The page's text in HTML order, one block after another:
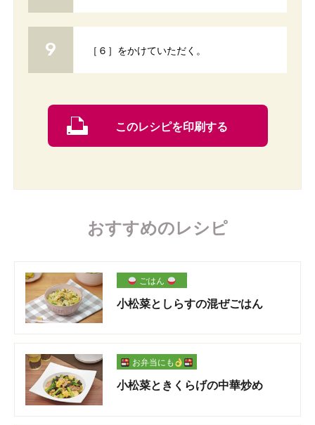
［６］をかけていただく。
このレシピを印刷する
おすすめのレシピ
ごはん
小松菜としらすの混ぜごはん
お弁当にも
小松菜ときくらげの中華炒め